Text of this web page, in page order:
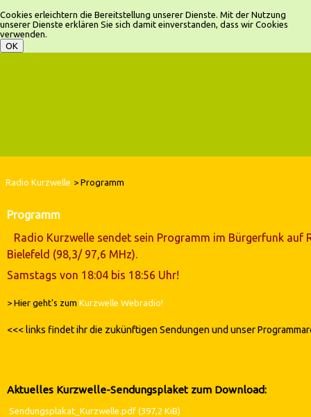
Cookies erleichtern die Bereitstellung unserer Dienste. Mit der Nutzung
unserer Dienste erklären Sie sich damit einverstanden, dass wir Cookies
verwenden.
Radio Kurzwelle Programm
Programm
Radio Kurzwelle sendet sein Programm im Bürgerfunk auf
Bielefeld (98,3/ 97,6 MHz).
Samstags von 18:04 bis 18:56 Uhr!
> Hier geht's zum Kurzwelle Webradio!
<<< links findet ihr die zukünftigen Sendungen und unser
Aktuelles Kurzwelle-Sendungsplaket zum Download:
Sendungsplakat_Kurzwelle.pdf (397,2 KiB)